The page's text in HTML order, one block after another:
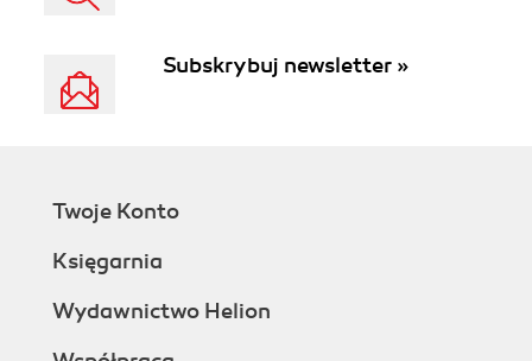
Subskrybuj newsletter »
Twoje Konto
Księgarnia
Wydawnictwo Helion